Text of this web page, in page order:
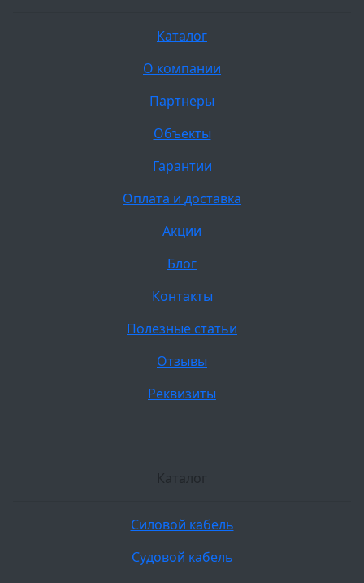
Каталог
О компании
Партнеры
Объекты
Гарантии
Оплата и доставка
Акции
Блог
Контакты
Полезные статьи
Отзывы
Реквизиты
Каталог
Силовой кабель
Судовой кабель